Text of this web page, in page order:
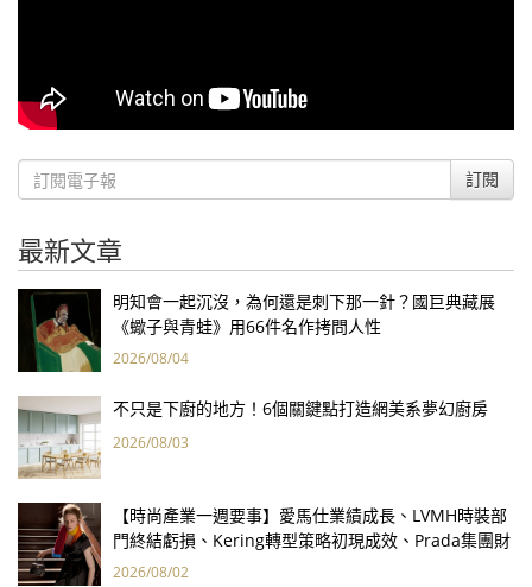
訂閱
最新文章
明知會一起沉沒，為何還是刺下那一針？國巨典藏展
《蠍子與青蛙》用66件名作拷問人性
2026/08/04
不只是下廚的地方！6個關鍵點打造網美系夢幻廚房
2026/08/03
【時尚產業一週要事】愛馬仕業績成長、LVMH時裝部
門終結虧損、Kering轉型策略初現成效、Prada集團財
報亮眼
2026/08/02